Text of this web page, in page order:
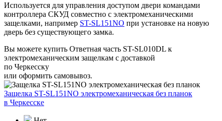
Используется для управления доступом двери командами
контроллера СКУД совместно с электромеханическими
защелками, например ST-SL151NO при установке на новую
дверь без существующего замка.
Вы можете купить Ответная часть ST-SL010DL к
электромеханическим защелкам с доставкой
по Черкесску
или оформить самовывоз.
Защелка ST-SL151NO электромеханическая без планок
в Черкесске